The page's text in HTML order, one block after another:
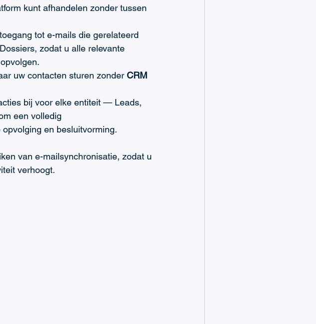
kunt afhandelen zonder tussen
tot e-mails die gerelateerd
zodat u alle relevante
uw contacten sturen zonder CRM
bij voor elke entiteit — Leads,
een volledig
en besluitvorming.
van e-mailsynchronisatie, zodat u
verhoogt.